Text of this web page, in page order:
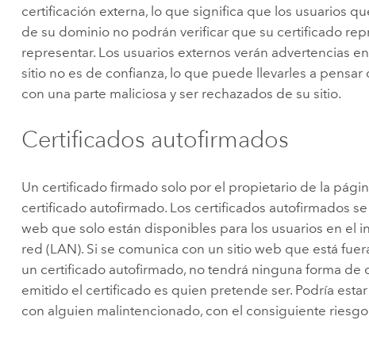
certificación externa, lo que significa que los usuarios
de su dominio no podrán verificar que su certificado
representar. Los usuarios externos verán advertencias
sitio no es de confianza, lo que puede llevarles a
con una parte maliciosa y ser rechazados de su sitio.
Certificados autofirmados
Un certificado firmado solo por el propietario de la
certificado autofirmado. Los certificados autofirmados
web que solo están disponibles para los usuarios en el
red (LAN). Si se comunica con un sitio web que está
un certificado autofirmado, no tendrá ninguna forma de
emitido el certificado es quien pretende ser. Podría
con alguien malintencionado, con el consiguiente